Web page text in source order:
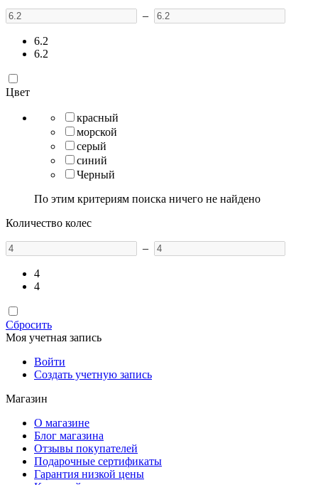
–
6.2
6.2
Цвет
красный
морской
серый
синий
Черный
По этим критериям поиска ничего не найдено
Количество колес
–
4
4
Сбросить
Моя учетная запись
Войти
Создать учетную запись
Магазин
О магазине
Блог магазина
Отзывы покупателей
Подарочные сертификаты
Гарантия низкой цены